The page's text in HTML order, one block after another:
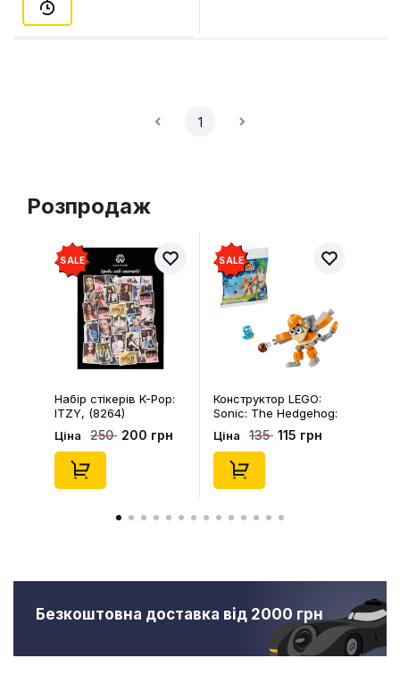
1
Розпродаж
SALE
Набір стікерів K-Pop:
ITZY, (8264)
Ціна 250 200 грн
SALE
Конструктор LEGO:
Sonic: The Hedgehog:
Kiki's Coconut Attack:
Kiki and Flicky, (30676)
Ціна 135 115 грн
Безкоштовна доставка від 2000 грн